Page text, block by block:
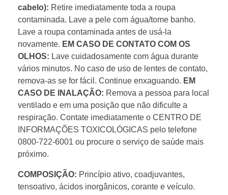
cabelo): Retire imediatamente toda a roupa
contaminada. Lave a pele com água/tome banho.
Lave a roupa contaminada antes de usá-la
novamente. EM CASO DE CONTATO COM OS
OLHOS: Lave cuidadosamente com água durante
vários minutos. No caso de uso de lentes de contato,
remova-as se for fácil. Continue enxaguando. EM
CASO DE INALAÇÃO: Remova a pessoa para local
ventilado e em uma posição que não dificulte a
respiração. Contate imediatamente o CENTRO DE
INFORMAÇÕES TOXICOLÓGICAS pelo telefone
0800-722-6001 ou procure o serviço de saúde mais
próximo.
COMPOSIÇÃO: Princípio ativo, coadjuvantes,
tensoativo, ácidos inorgânicos, corante e veículo.